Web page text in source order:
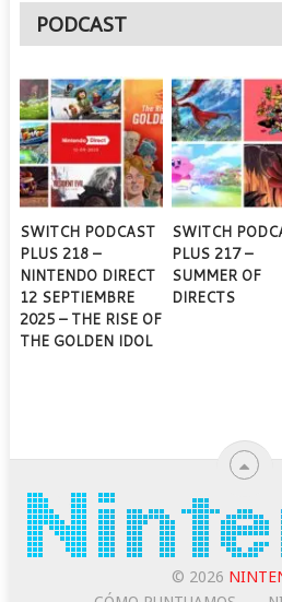
PODCAST
SWITCH PODCAST
PLUS 218 –
NINTENDO DIRECT
12 SEPTIEMBRE
2025 – THE RISE OF
THE GOLDEN IDOL
SWITCH
PLUS 217 –
SUMMER OF
DIRECTS
© 2026